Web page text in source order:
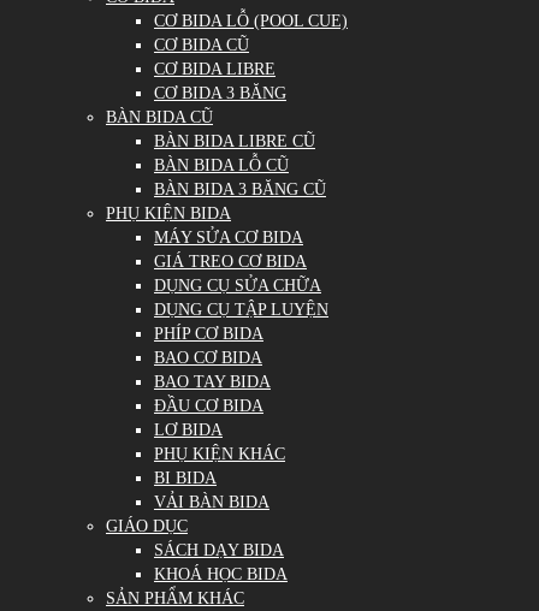
CƠ BIDA LỖ (POOL CUE)
CƠ BIDA CŨ
CƠ BIDA LIBRE
CƠ BIDA 3 BĂNG
BÀN BIDA CŨ
BÀN BIDA LIBRE CŨ
BÀN BIDA LỖ CŨ
BÀN BIDA 3 BĂNG CŨ
PHỤ KIỆN BIDA
MÁY SỬA CƠ BIDA
GIÁ TREO CƠ BIDA
DỤNG CỤ SỬA CHỮA
DỤNG CỤ TẬP LUYỆN
PHÍP CƠ BIDA
BAO CƠ BIDA
BAO TAY BIDA
ĐẦU CƠ BIDA
LƠ BIDA
PHỤ KIỆN KHÁC
BI BIDA
VẢI BÀN BIDA
GIÁO DỤC
SÁCH DẠY BIDA
KHOÁ HỌC BIDA
SẢN PHẨM KHÁC